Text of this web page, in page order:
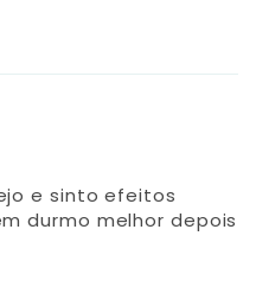
e sinto efeitos
durmo melhor depois